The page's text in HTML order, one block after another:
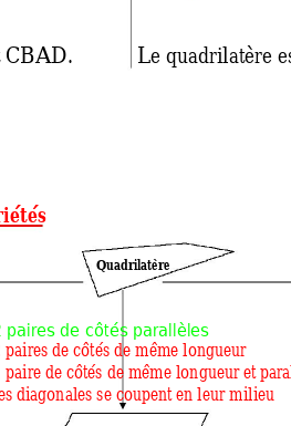
CBAD. Le quadrilatère
Quadrilatère
paires de côtés parallèles
paires de côtés de même longueur
paire de côtés de même longueur et
diagonales se coupent en leur milieu